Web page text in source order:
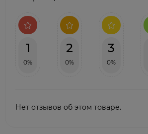
1
0%
2
0%
3
0%
Нет отзывов об этом товаре.